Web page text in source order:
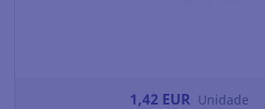
1,42 EUR Unidade